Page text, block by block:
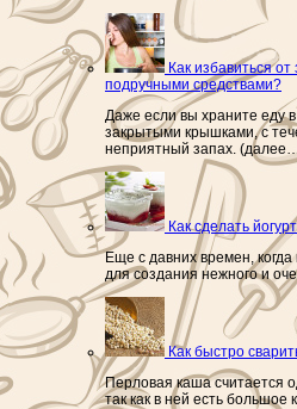
Как избавиться
подручными средствами?
Даже если вы храните еду
закрытыми крышками, с
неприятный запах.
Как сделать
Еще с давних времен,
для создания нежного и
Как быстро
Перловая каша считается
так как в ней есть